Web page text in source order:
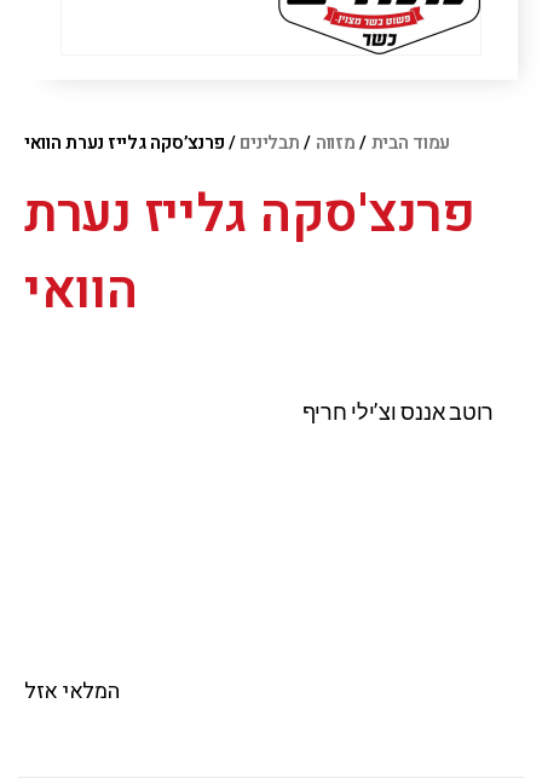
עמוד הבית/מזווה /תבלינים/ פרנצ’סקה גלייז נערת הוואי
פרנצ'סקה גלייז נערת
הוואי
רוטב אננס וצ’ילי חריף
המלאי אזל